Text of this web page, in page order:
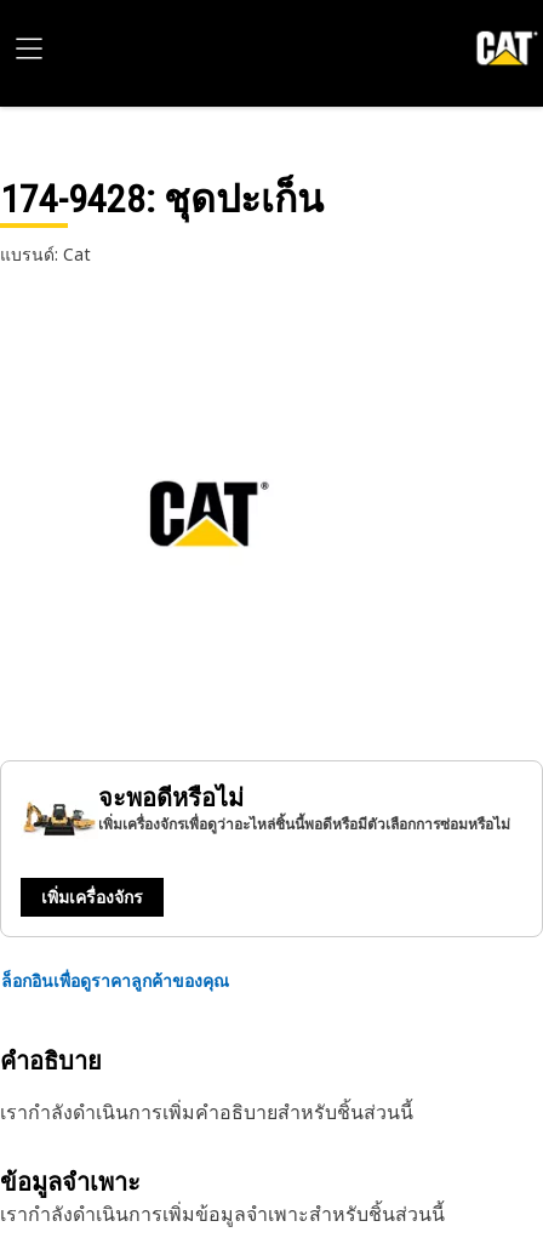
174-9428: ชุดปะเก็น
แบรนด์: Cat
จะพอดีหรือไม่
เพิ่มเครื่องจักรเพื่อดูว่าอะไหล่ชิ้นนี้พอดีหรือมีตัวเลือกการซ่อมหรือไม่
เพิ่มเครื่องจักร
ล็อกอินเพื่อดูราคาลูกค้าของคุณ
คำอธิบาย
เรากำลังดำเนินการเพิ่มคำอธิบายสำหรับชิ้นส่วนนี้
ข้อมูลจำเพาะ
เรากำลังดำเนินการเพิ่มข้อมูลจำเพาะสำหรับชิ้นส่วนนี้